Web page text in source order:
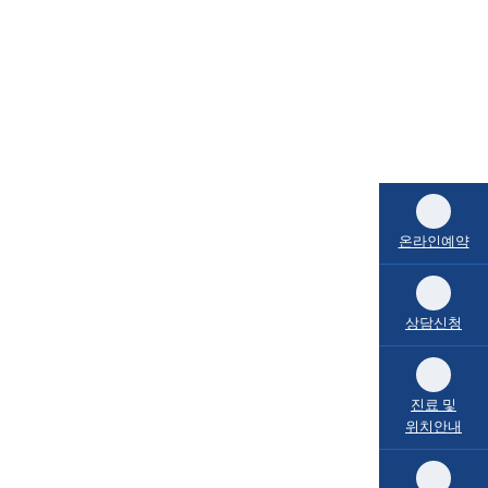
온라인예약
상담신청
진료 및
위치안내